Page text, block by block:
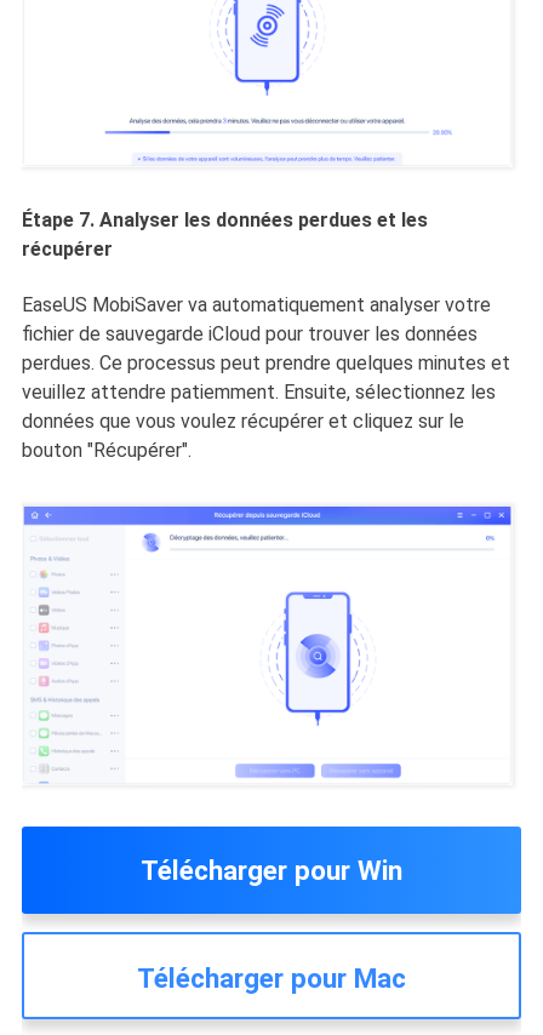
Étape 7. Analyser les données perdues et les
récupérer
EaseUS MobiSaver va automatiquement analyser votre
fichier de sauvegarde iCloud pour trouver les données
perdues. Ce processus peut prendre quelques minutes et
veuillez attendre patiemment. Ensuite, sélectionnez les
données que vous voulez récupérer et cliquez sur le
bouton "Récupérer".
Télécharger pour Win
Télécharger pour Mac